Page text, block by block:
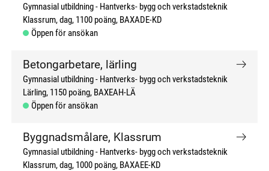
Gymnasial utbildning
Hantverks- bygg och verkstadsteknik
Klassrum, dag 1100 poäng BAXADE-KD
Öppen för ansökan
Betongarbetare, lärling
Gymnasial utbildning
Hantverks- bygg och verkstadsteknik
Lärling 1150 poäng BAXEAH-LÄ
Öppen för ansökan
Byggnadsmålare, Klassrum
Gymnasial utbildning
Hantverks- bygg och verkstadsteknik
Klassrum, dag 1000 poäng BAXAEE-KD